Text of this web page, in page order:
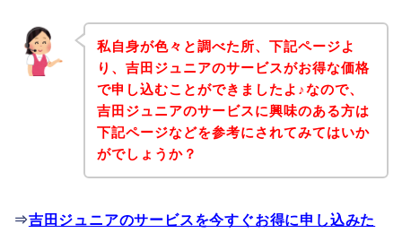
私自身が色々と調べた所、下記ページよ
り、吉田ジュニアのサービスがお得な価格
で申し込むことができましたよ♪なので、
吉田ジュニアのサービスに興味のある方は
下記ページなどを参考にされてみてはいか
がでしょうか？
⇒吉田ジュニアのサービスを今すぐお得に申し込みた